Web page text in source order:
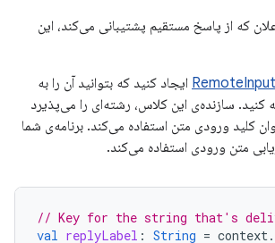
که از پاسخ مستقیم پشتیبانی می‌کند، این
ایجاد کنید که بتوانید آن را به
کنید. سازنده‌ی این کلاس، رشته‌ای را می‌پذیرد
کلید ورودی متن استفاده می‌کند. برنامه‌ی شما
متن ورودی استفاده می‌کند.
// Key for the string that's
val replyLabel : String = context .